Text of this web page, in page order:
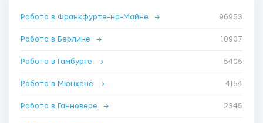
Работа в Франкфурте-на-Майне → 96953
Работа в Берлине → 10907
Работа в Гамбурге → 5405
Работа в Мюнхене → 4154
Работа в Ганновере → 2345